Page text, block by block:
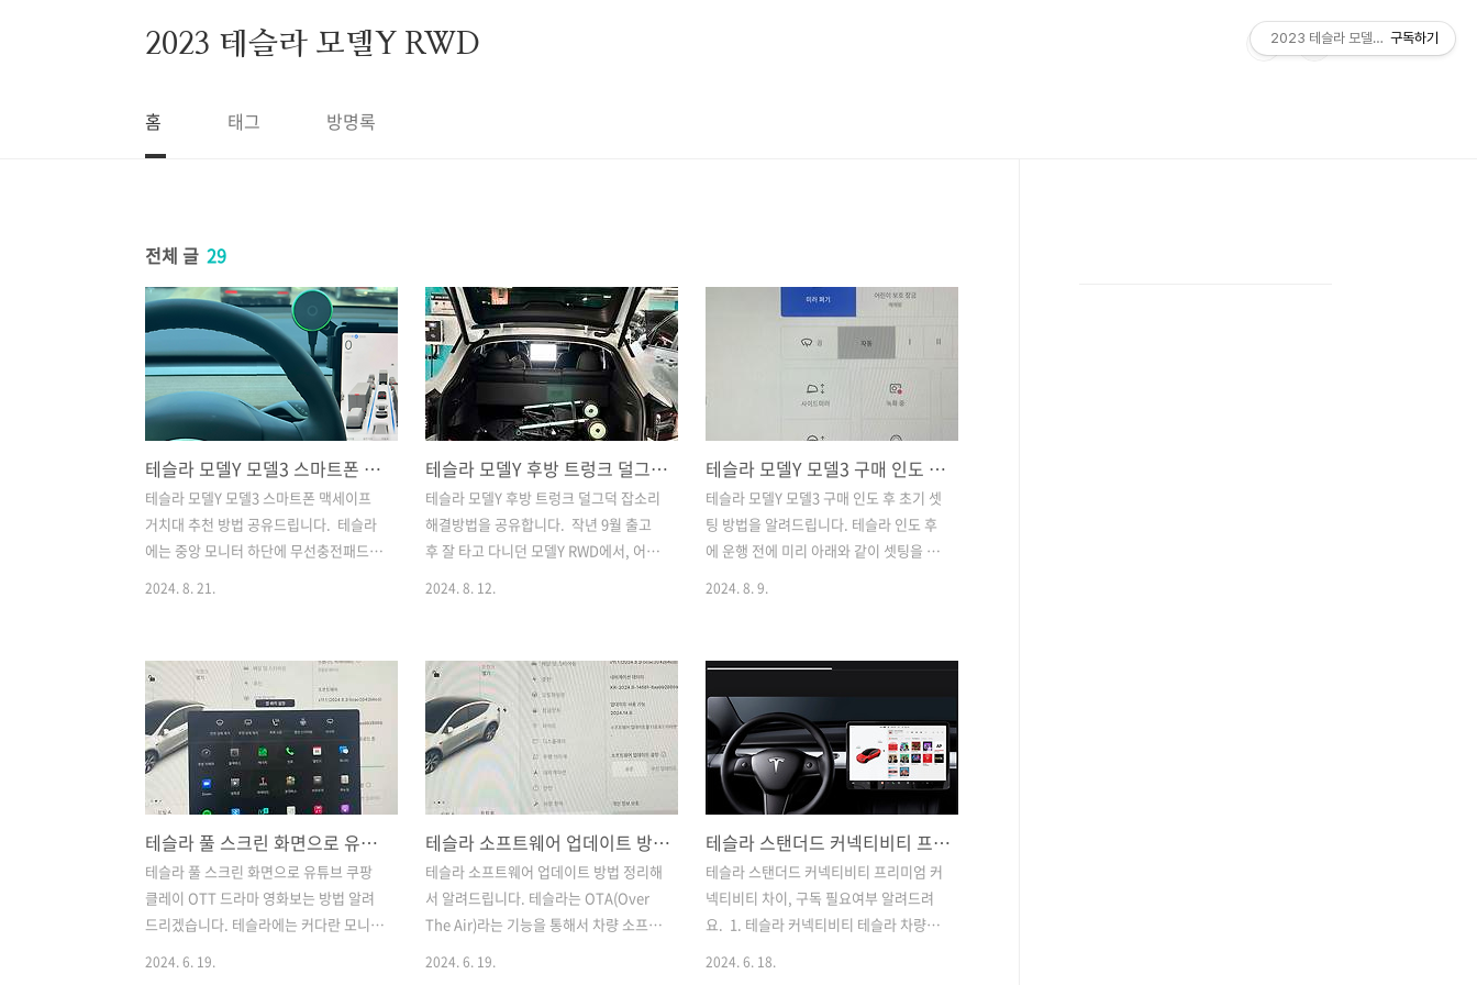
2023 테슬라 모델Y RWD
홈 태그 방명록
전체 글 29
테슬라 모델Y 모델3 스마트폰 맥세이프 거치대 추천 방법
테슬라 모델Y 모델3 스마트폰 맥세이프
거치대 추천 방법 공유드립니다. 테슬라
에는 중앙 모니터 하단에 무선충전패드가
다. 1. 테슬라 순정 무선충전 불편한 점 4
가지 1) 무선충전 시, 발열이 심하다. 무선
충전을 하는 것은 좋은데, 스마트폰이 엄
청 뜨거워집니다. 특히 여름에는 에어컨
을 틀었음에도 불구하고 스마트폰도 열을
받아서 성능이 저하(버벅임 등)되는 경우
가 발생합니다. 이게 가장 큰 아쉬운 점이
라고 할 수 있겠습니다. 2) 느린 충전속
도 무선충전이 되는 것은 좋은데, 충전속
도는 무지 느립니다. 그래서 충전만족감
이 다소 떨어지는 것 같습니다. 3) 스마트
2024. 8. 21.
테슬라 모델Y 후방 트렁크 덜그덕 잡소리 해결방법
테슬라 모델Y 후방 트렁크 덜그덕 잡소리
해결방법을 공유합니다. 작년 9월 출고
후 잘 타고 다니던 모델Y RWD에서, 어느
을 지나갈 때 후방(트렁크쪽)에서 덜그덕
거리는 소리가 나서 신경이 쓰이기 시작
했습니다. 아래와 같이 간단한 조치방법
을 공유드리오니, 참고해 보시기 바랍니
다. 1. 트렁크 열어서 고무패킹 위치 확
인 우선 트렁크를 열어봅니다. 그리고 트
렁크 문에 달린 고무패킹 4곳의 위치를 찾
습니다. 트렁크 끝부분에 고무패킹 자리
를 확인합니다. 트렁크 하단 플라스틱에
고무패킹이 닿습니다. 트렁크 중간쪽에
도 고무패킹이 있습니다. 트렁크 하단 플
2024. 8. 12.
테슬라 모델Y 모델3 구매 인도 후 초기 셋팅 방법
테슬라 모델Y 모델3 구매 인도 후 초기 셋
팅 방법을 알려드립니다. 테슬라 인도 후
에 운행 전에 미리 아래와 같이 셋팅을 하
뜹니다. 거기서 각종 셋팅을 설정하시면
롤' 세팅을 합니다. 라이트는 자동 설정미
러 펴기 후 운행하시면 됩니다. (주차 후
미러 접기하시면 됩니다) 미러 '위치 저
장'은 비추천합니다. 저장된 위치 근처로
가면 미러가 자동으로 접히는데, 주차하
기 전에 미러가 미리 접혀져 버려서 매우
불편합니다. 어린이 보호 잠금은 아이가
차량 안에서 실수로 또는 장난으로 문을
열 수 없게 막는 장치입니다. 아이가 앉는
2024. 8. 9.
테슬라 풀 스크린 화면으로 유튜브 쿠팡클레이 OTT 드라마 영화보는 방법
테슬라 풀 스크린 화면으로 유튜브 쿠팡
클레이 OTT 드라마 영화보는 방법 알려
드리겠습니다. 테슬라에는 커다란 모니터
2024. 6. 19.
테슬라 소프트웨어 업데이트 방법 정리
테슬라 소프트웨어 업데이트 방법 정리해
서 알려드립니다. 테슬라는 OTA(Over
The Air)라는 기능을 통해서 차량 소프트
2024. 6. 19.
테슬라 스탠더드 커넥티비티 프리미엄 커넥티비티 차이, 구독 필요여부 알려드려요.
테슬라 스탠더드 커넥티비티 프리미엄 커
넥티비티 차이, 구독 필요여부 알려드려
요. 1. 테슬라 커넥티비티 테슬라 차량에
2024. 6. 18.
2023 테슬라 모델Y RWD
구독하기